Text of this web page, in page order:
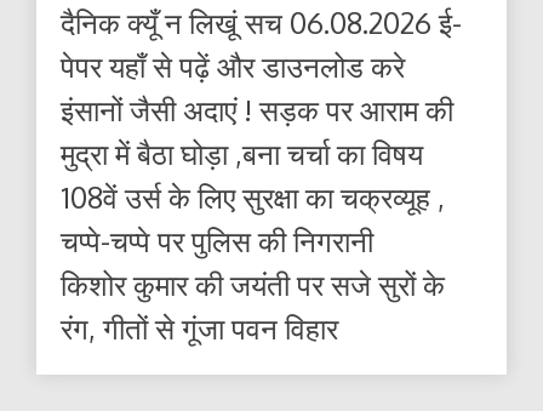
दैनिक क्यूँ न लिखूं सच 06.08.2026 ई-
पेपर यहाँ से पढ़ें और डाउनलोड करे
इंसानों जैसी अदाएं ! सड़क पर आराम की
मुद्रा में बैठा घोड़ा ,बना चर्चा का विषय
108वें उर्स के लिए सुरक्षा का चक्रव्यूह ,
चप्पे-चप्पे पर पुलिस की निगरानी
किशोर कुमार की जयंती पर सजे सुरों के
रंग, गीतों से गूंजा पवन विहार